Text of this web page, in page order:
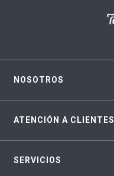
NOSOTROS
ATENCIÓN A CLIENTES
SERVICIOS